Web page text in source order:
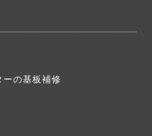
ーの基板補修